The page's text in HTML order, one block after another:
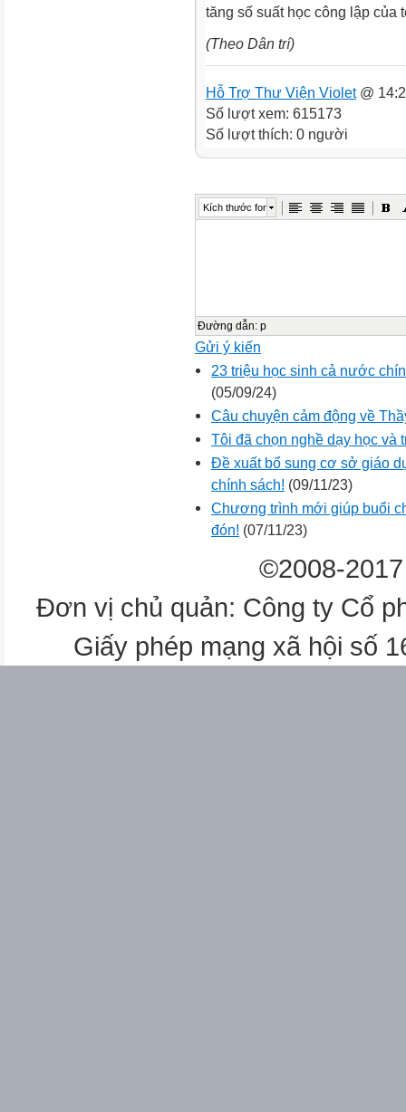
tăng số suất học công lập của
(Theo Dân trí)
Hỗ Trợ Thư Viện Violet@
Số lượt xem: 615173
Số lượt thích: 0 người
Kích thước font
Đường dẫn: p
Gửi ý kiến
23 triệu học sinh cả nước
(05/09/24)
Câu chuyện cảm động về
Tôi đã chọn nghề dạy học và
Đề xuất bổ sung cơ sở giáo
chính sách! (09/11/23)
Chương trình mới giúp buổi
đón! (07/11/23)
©2008-
Đơn vị chủ quản: Công ty Cổ
Giấy phép mạng xã hội số